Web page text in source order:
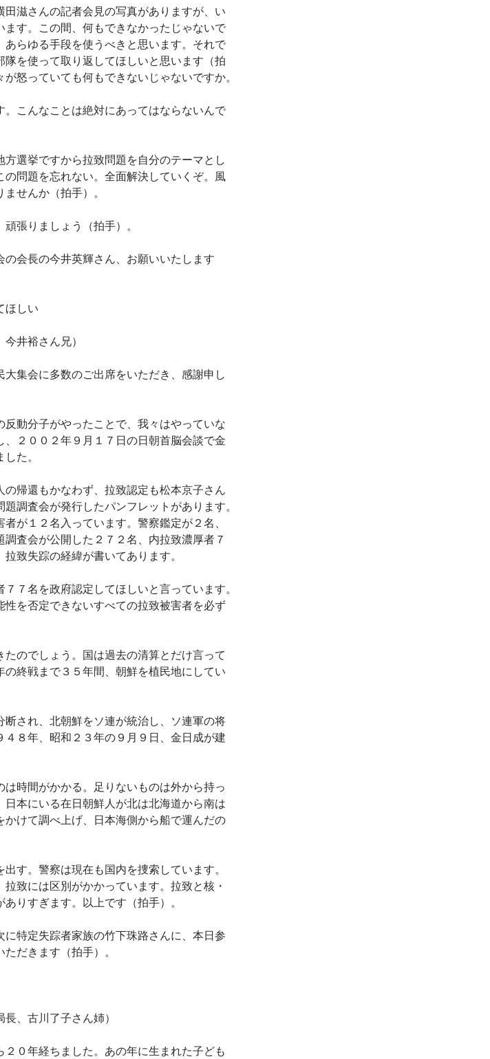
滋さんの記者会見の写真がありますが、い
す。この間、何もできなかったじゃないで
らゆる手段を使うべきと思います。それで
隊を使って取り返してほしいと思います（拍
怒っていても何もできないじゃないですか。
こんなことは絶対にあってはならないんで
選挙ですから拉致問題を自分のテーマとし
問題を忘れない。全面解決していくぞ。風
せんか（拍手）。
張りましょう（拍手）。
会長の今井英輝さん、お願いいたします
ほしい
井裕さん兄）
集会に多数のご出席をいただき、感謝申し
動分子がやったことで、我々はやっていな
２００２年９月１７日の日朝首脳会談で金
た。
帰還もかなわず、拉致認定も松本京子さん
調査会が発行したパンフレットがあります。
が１２名入っています。警察鑑定が２名、
査会が公開した２７２名、内拉致濃厚者７
致失踪の経緯が書いてあります。
７名を政府認定してほしいと言っています。
性を否定できないすべての拉致被害者を必ず
のでしょう。国は過去の清算とだけ言って
終戦まで３５年間、朝鮮を植民地にしてい
され、北朝鮮をソ連が統治し、ソ連軍の将
８年、昭和２３年の９月９日、金日成が建
時間がかかる。足りないものは外から持っ
本にいる在日朝鮮人が北は北海道から南は
けて調べ上げ、日本海側から船で運んだの
す。警察は現在も国内を捜索しています。
致には区別がかかっています。拉致と核・
りすぎます。以上です（拍手）。
特定失踪者家族の竹下珠路さんに、本日参
だきます（拍手）。
、古川了子さん姉）
０年経ちました。あの年に生まれた子ども